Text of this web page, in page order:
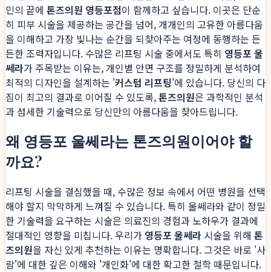
민의 끝에 톤즈의원 영등포점이 함께하고 싶습니다. 이곳은 단순
히 피부 시술을 제공하는 공간을 넘어, 개개인의 고유한 아름다움
을 이해하고 가장 빛나는 순간을 되찾아주는 여정에 동행하는 든
든한 조력자입니다. 수많은 리프팅 시술 중에서도 특히 영등포 울
쎄라가 주목받는 이유는, 개인별 안면 구조를 정밀하게 분석하여
최적의 디자인을 설계하는 '커스텀 리프팅'에 있습니다. 당신의 다
짐이 최고의 결과로 이어질 수 있도록,톤즈의원은 과학적인 분석
과 섬세한 기술력으로 당신만의 아름다움을 찾아드립니다.
왜 영등포 울쎄라는 톤즈의원이어야 할
까요?
리프팅 시술을 결심했을 때, 수많은 정보 속에서 어떤 병원을 선택
해야 할지 막막하게 느껴질 수 있습니다. 특히 울쎄라와 같이 정밀
한 기술력을 요구하는 시술은 의료진의 경험과 노하우가 결과에
절대적인 영향을 미칩니다. 우리가 영등포 울쎄라 시술을 위해 톤
즈의원을 자신 있게 추천하는 이유는 명확합니다. 그것은 바로 '사
람'에 대한 깊은 이해와 '개인화'에 대한 확고한 철학 때문입니다.